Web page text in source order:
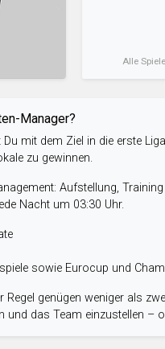
Alle
Manager?
mit dem Ziel in die erste
zu gewinnen.
Aufstellung,
Nacht um 03:30 Uhr.
sowie Eurocup und
Regel genügen weniger als
und das Team einzustellen –